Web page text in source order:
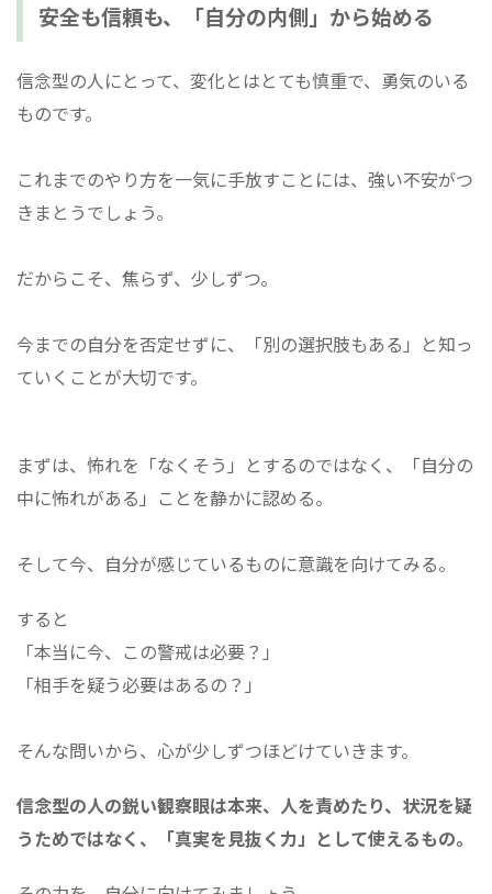
安全も信頼も、「自分の内側」から始める
信念型の人にとって、変化とはとても慎重で、勇気のいる
ものです。
これまでのやり方を一気に手放すことには、強い不安がつ
きまとうでしょう。
だからこそ、焦らず、少しずつ。
今までの自分を否定せずに、「別の選択肢もある」と知っ
ていくことが大切です。
まずは、怖れを「なくそう」とするのではなく、「自分の
中に怖れがある」ことを静かに認める。
そして今、自分が感じているものに意識を向けてみる。
すると
「本当に今、この警戒は必要？」
「相手を疑う必要はあるの？」
そんな問いから、心が少しずつほどけていきます。
信念型の人の鋭い観察眼は本来、人を責めたり、状況を疑
うためではなく、「真実を見抜く力」として使えるもの。